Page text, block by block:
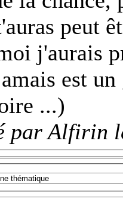
peut
j'aurais
est
...)
par Alfirin